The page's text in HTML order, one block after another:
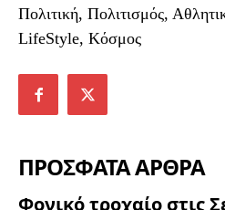
Πολιτική, Πολιτισμός,
LifeStyle, Κόσμος
ΠΡΟΣΦΑΤΑ ΑΡΘΡΑ
Φονικό τροχαίο στις